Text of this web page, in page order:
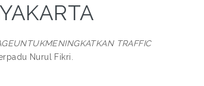
TRAFFIC
Nurul Fikri.